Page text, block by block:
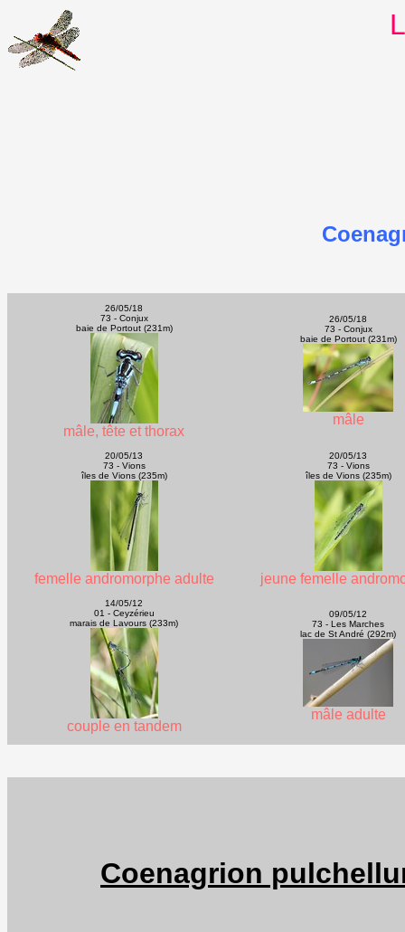
26/05/18
73 - Conjux
baie de Portout (231m)
mâle, tête et thorax
26/05/18
73 - Conjux
baie de Portout (231m)
mâle
20/05/13
73 - Vions
îles de Vions (235m)
femelle andromorphe adulte
20/05/13
73 - Vions
îles de Vions (235m)
jeune femelle
14/05/12
01 - Ceyzérieu
marais de Lavours (233m)
couple en tandem
09/05/12
73 - Les Marches
lac de St André (292m)
mâle adulte
Coenagrion